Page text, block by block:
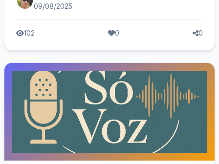
09/08/2025
102 0 0